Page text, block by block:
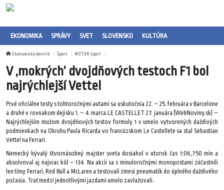
EKONOMIKA SPRÁVY SVET SLOVENSKO KULTÚRA
Ekonomický denník Šport MOTOR šport
V ‚mokrých‘ dvojdňových testoch F1 bol
najrýchlejší Vettel
Prvé oficiálne testy s tohtoročnými autami sa uskutočnia 22. – 25. februára v Barcelone
a druhé v rovnakom dejisku 1. – 4. marca.LE CASTELLET 27. januára (WebNoviny.sk) –
Najrýchlejším mužom dvojdňových testov formuly 1 v umelo vytvorených daždivých
podmienkach na Okruhu Paula Ricarda vo francúzskom Le Castellete sa stal Sebastian
Vettel na Ferrari.
Nemecký bývalý štvornásobný majster sveta dosiahol v utorok čas 1:06,750 min a
absolvoval aj najviac kôl – 134. Na akcii sa s minuloročnými monopostami zúčastnili
len tímy Ferrari, Red Bull a McLaren a testovali zmesi pneumatík do úplného daždivého
počasia. Trať medzi jednotlivými jazdami umelo zavlažovali.